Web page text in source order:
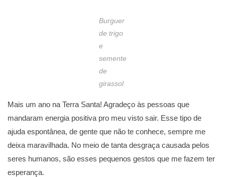
Burguer
de trigo
e
semente
de
girassol
Mais um ano na Terra Santa! Agradeço às pessoas que
mandaram energia positiva pro meu visto sair. Esse tipo de
ajuda espontânea, de gente que não te conhece, sempre me
deixa maravilhada. No meio de tanta desgraça causada pelos
seres humanos, são esses pequenos gestos que me fazem ter
esperança.